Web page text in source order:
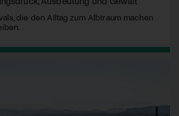
die den Alltag zum Albtraum machen